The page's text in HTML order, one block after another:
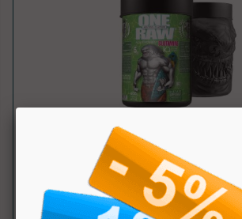
Glutammina One Raw
Zoomad Labs
Integratore alimentare di glutammina,